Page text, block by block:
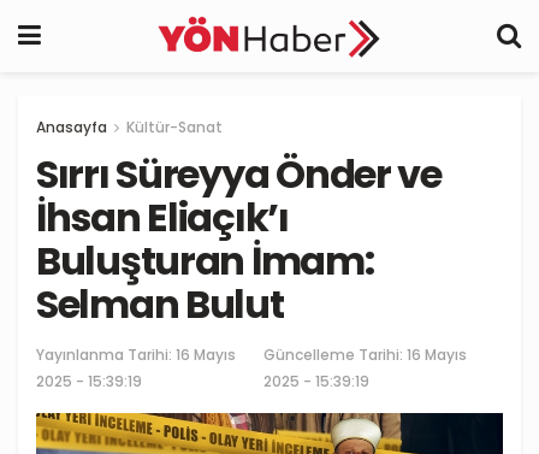
Anasayfa Kültür-Sanat
Sırrı Süreyya Önder ve
İhsan Eliaçık’ı
Buluşturan İmam:
Selman Bulut
Yayınlanma Tarihi: 16 Mayıs
2025 - 15:39:19
Güncelleme Tarihi: 16 Mayıs
2025 - 15:39:19